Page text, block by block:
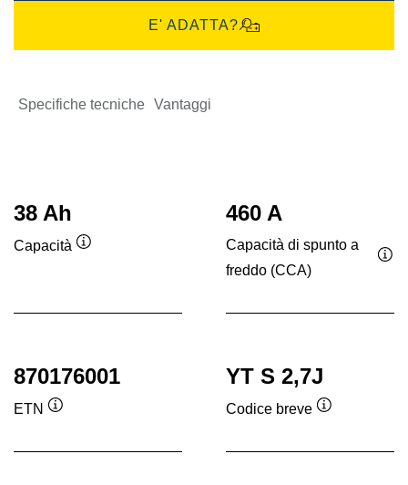
E' ADATTA?
Specifiche tecniche Vantaggi
38 Ah
Capacità
460 A
Capacità di spunto a
freddo (CCA)
870176001
ETN
YT S 2,7J
Codice breve